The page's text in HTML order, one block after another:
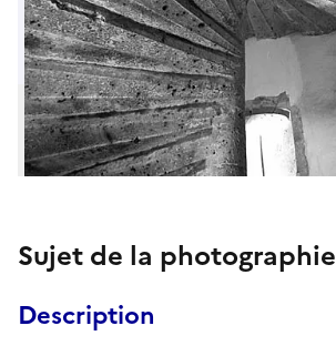
Sujet de la photographie
Description